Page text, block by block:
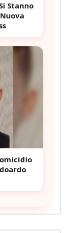
Stanno